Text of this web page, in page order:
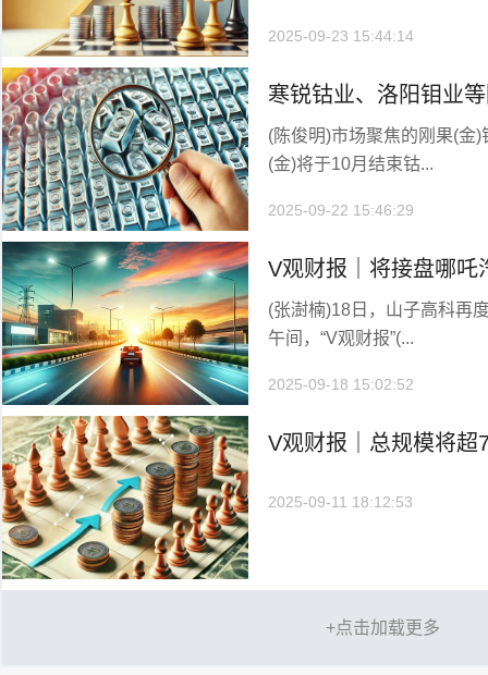
2025-09-23 15:44:14
寒锐钴业、洛阳钼业
口禁令
(陈俊明)市场聚焦的刚果(金
(金)将于10月结束钴...
2025-09-22 15:46:29
V观财报｜将接盘哪吒
科回应
(张澍楠)18日，山子高科再
午间，“V观财报”(...
2025-09-18 15:02:52
V观财报｜总规模将超
司加码布局
2025-09-11 18:12:53
+点击加载更多